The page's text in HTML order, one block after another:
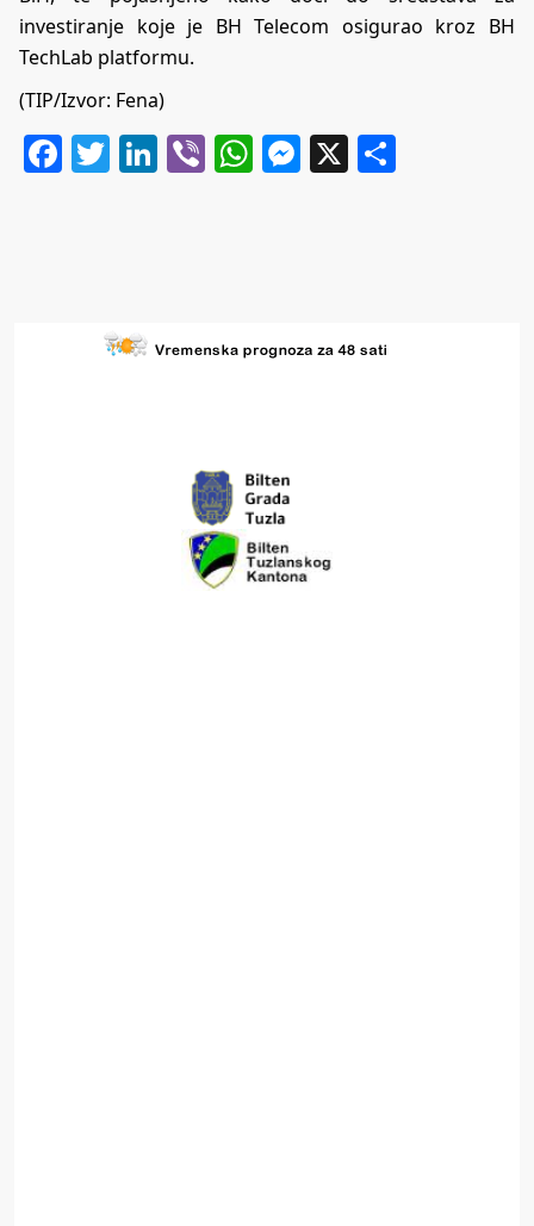
investiranje koje je BH Telecom osigurao kroz BH
TechLab platformu.
(TIP/Izvor: Fena)
Facebook
Twitter
LinkedIn
ViberWhatsApp
Messenger
X